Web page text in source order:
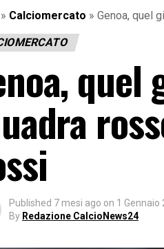
» Calciomercato » Genoa, quel
Published 7 mesi ago on 1 Gennaio
By Redazione CalcioNews24